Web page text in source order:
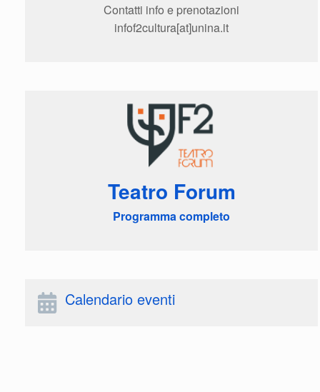
Contatti info e prenotazioni
infof2cultura[at]unina.it
Teatro Forum
Programma completo
Calendario eventi